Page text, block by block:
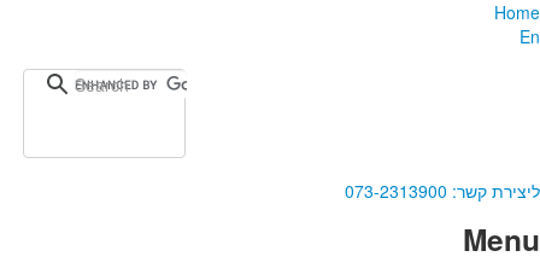
Home
En
ליצירת קשר: 073-2313900
Menu